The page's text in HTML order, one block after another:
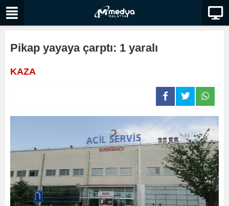
Pikap yayaya çarptı: 1 yaralı
KAZA